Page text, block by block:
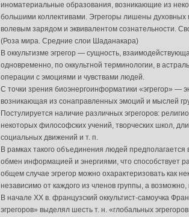
иноматериальные образования, возникающие из
большими коллективами. Эгрегоры лишены
волевым зарядом и эквивалентом сознательности.
(Роза мира. Средние слои Шаданакара)
В оккультизме эгрегор — сущность,
одновременно, по оккультной терминологии, в
операции с эмоциями и чувствами людей.
С точки зрения биоэнергоинформатики «эгрегор» —
возникающая из сонаправленных эмоций и мыслей
Постулируется наличие различных эгрегоров:
некоторых философских учений, творческих школ,
социальных движений и т. п.
В рамках такого объединения людей предполагается
обмен информацией и энергиями, что способствует
общем случае эгрегор можно охарактеризовать как
независимо от каждого из членов группы, а
В начале ХХ в. французский оккультист-самоучка
эгрегоров» выделял шесть т. н. «глобальных